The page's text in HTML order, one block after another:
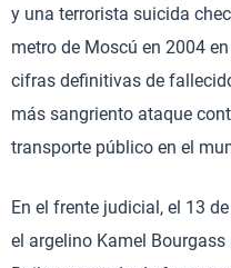
y una terrorista suicida
metro de Moscú en 2004
cifras definitivas de
más sangriento ataque
transporte público en el
En el frente judicial, el 13
el argelino Kamel